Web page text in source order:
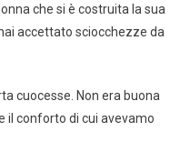
che si è costruita la sua
accettato sciocchezze da
cuocesse. Non era buona
il conforto di cui avevamo